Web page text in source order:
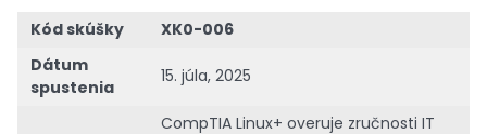
Kód skúšky
XK0-006
Dátum
spustenia
15. júla, 2025
CompTIA Linux+ overuje zručnosti IT